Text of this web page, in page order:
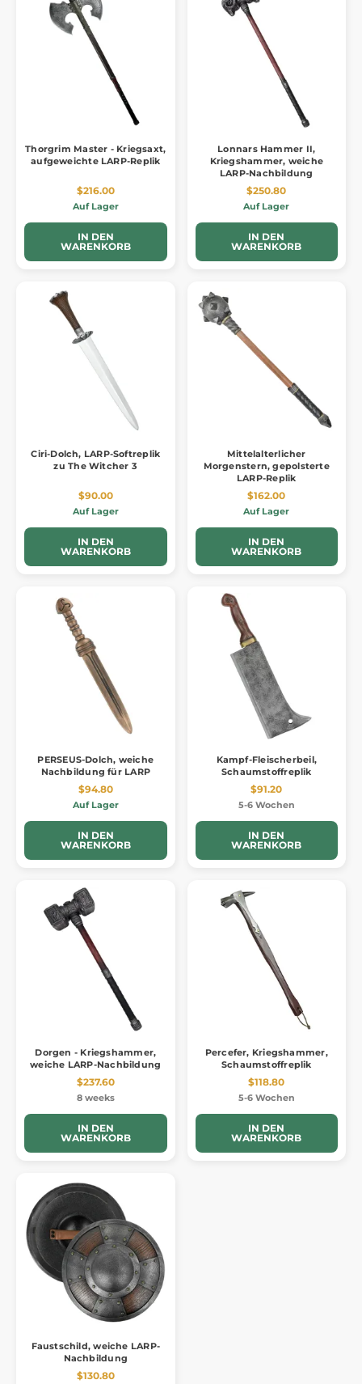
Thorgrim Master - Kriegsaxt,
aufgeweichte LARP-Replik
$216.00
Auf Lager
IN DEN
WARENKORB
Lonnars Hammer II,
Kriegshammer, weiche
LARP-Nachbildung
$250.80
Auf Lager
IN DEN
WARENKORB
Ciri-Dolch, LARP-Softreplik
zu The Witcher 3
$90.00
Auf Lager
IN DEN
WARENKORB
Mittelalterlicher
Morgenstern, gepolsterte
LARP-Replik
$162.00
Auf Lager
IN DEN
WARENKORB
PERSEUS-Dolch, weiche
Nachbildung für LARP
$94.80
Auf Lager
IN DEN
WARENKORB
Kampf-Fleischerbeil,
Schaumstoffreplik
$91.20
5-6 Wochen
IN DEN
WARENKORB
Dorgen - Kriegshammer,
weiche LARP-Nachbildung
$237.60
8 weeks
IN DEN
WARENKORB
Percefer, Kriegshammer,
Schaumstoffreplik
$118.80
5-6 Wochen
IN DEN
WARENKORB
Faustschild, weiche LARP-
Nachbildung
$130.80